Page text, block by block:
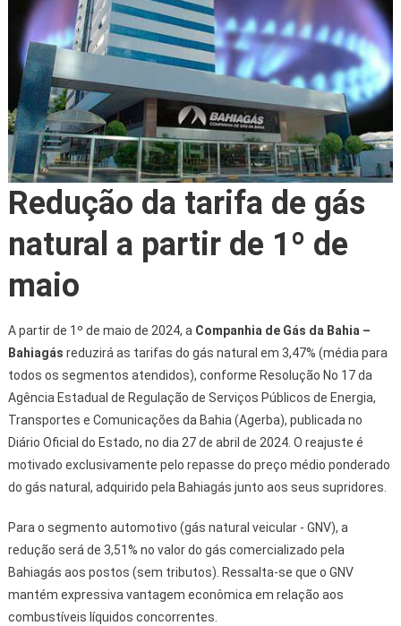
Redução da tarifa de gás
natural a partir de 1º de
maio
A partir de 1º de maio de 2024, a Companhia de Gás da Bahia –
Bahiagás reduzirá as tarifas do gás natural em 3,47% (média para
todos os segmentos atendidos), conforme Resolução No 17 da
Agência Estadual de Regulação de Serviços Públicos de Energia,
Transportes e Comunicações da Bahia (Agerba), publicada no
Diário Oficial do Estado, no dia 27 de abril de 2024. O reajuste é
motivado exclusivamente pelo repasse do preço médio ponderado
do gás natural, adquirido pela Bahiagás junto aos seus supridores.
Para o segmento automotivo (gás natural veicular - GNV), a
redução será de 3,51% no valor do gás comercializado pela
Bahiagás aos postos (sem tributos). Ressalta-se que o GNV
mantém expressiva vantagem econômica em relação aos
combustíveis líquidos concorrentes.